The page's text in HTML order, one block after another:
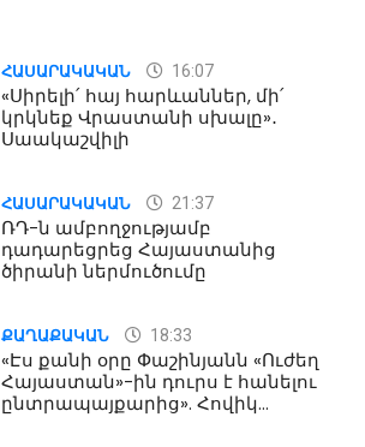
ՀԱՍԱՐԱԿԱԿԱՆ 16:07
«Սիրելի՛ հայ հարևաններ, մի՛
կրկնեք Վրաստանի սխալը»․
Սաակաշվիլի
ՀԱՍԱՐԱԿԱԿԱՆ 21:37
ՌԴ-ն ամբողջությամբ
դադարեցրեց Հայաստանից
ծիրանի ներմուծումը
ՔԱՂԱՔԱԿԱՆ 18:33
«Էս քանի օրը Փաշինյանն «Ուժեղ
Հայաստան»-ին դուրս է հանելու
ընտրապայքարից». Հովիկ